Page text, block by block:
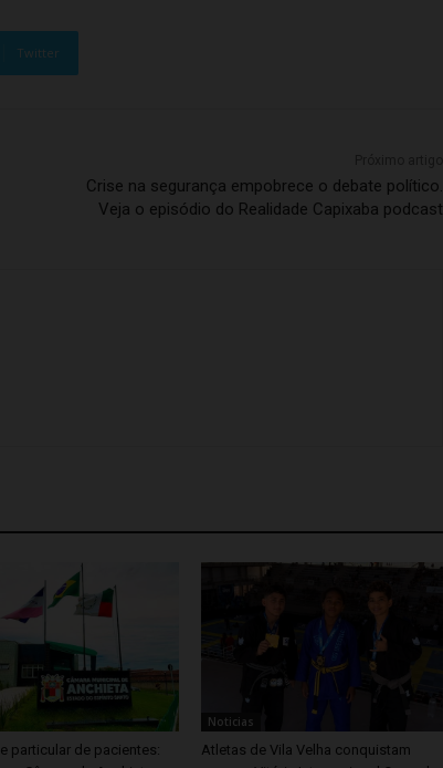
Twitter
Crise na segurança empobrece o debate político.
Veja o episódio do Realidade Capixaba podcast
particular de pacientes:
Noticias
Atletas de Vila Velha conquistam